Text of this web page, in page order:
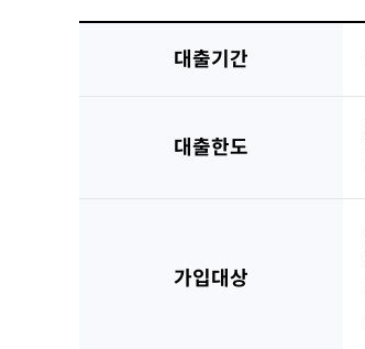
대출기간
대출한도
가입대상